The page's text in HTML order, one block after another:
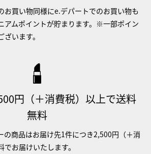
お買い物同様にe.デパートでのお買い物も
アムポイントが貯まります。※一部ポイン
います。
円（＋消費税）以上で送料
無料
の商品はお届け先1件につき2,500円（＋消
お届けいたします。